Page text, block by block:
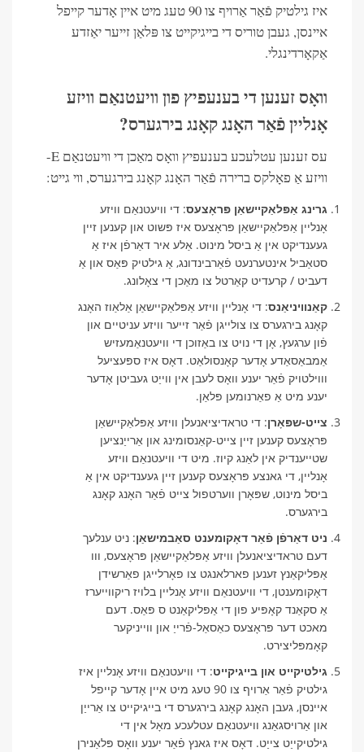
איז גילטיק פֿאַר אַרויף צו 90 טעג מיט איין אָדער קייפל
איינסן, געבן טוריס די בייגיקייט צו פּלאַן זייער יאַזדע
אַקאָרדינגלי.
וואָס זענען די בענעפיץ פון וויעטנאַם וויזע
אָנליין פֿאַר האָנג קאָנג בירגערס?
עס זענען עטלעכע בענעפיץ וואָס מאַכן די וויעטנאַם E-
וויזע אַ פאָלקס ברירה פֿאַר האָנג קאָנג בירגערס, ווי גייט:
גרינג אַפּלאַקיישאַן פּראָצעס: די וויעטנאַם וויזע
אָנליין אַפּלאַקיישאַן פּראָצעס איז פּשוט און קענען זיין
געענדיקט אין אַ ביסל מינוט. אַלע איר דאַרפֿן איז אַ
סטאַביל אינטערנעט פֿאַרבינדונג, אַ גילטיק פּאַס און אַ
דעביט / קרעדיט קאַרטל צו מאַכן די צאָלונג.
קאַנוויניאַנס: די אָנליין וויזע אַפּלאַקיישאַן אַלאַוז האָנג
קאָנג בירגערס צו צולייגן פֿאַר זייער וויזע עניטיים און
פֿון ערגעץ, אָן די נויט צו באַזוכן די וויעטנאַמעזיש
אַמבאַסאַדע אָדער קאָנסולאַט. דאָס איז ספּעציעל
וווילטויק פֿאַר יענע וואָס לעבן אין ווייַט געביטן אָדער
יענע מיט אַ פאַרנומען פּלאַן.
צייט-שפּאָרן: די טראדיציאנעלן וויזע אַפּלאַקיישאַן
פּראָצעס קענען זיין צייט-קאַנסומינג און אַרייַנציען
שטייענדיק אין לאַנג קיוז. מיט די וויעטנאַם וויזע
אָנליין, די גאנצע פּראָצעס קענען זיין געענדיקט אין אַ
ביסל מינוט, שפּאָרן ווערטפול צייט פֿאַר האָנג קאָנג
בירגערס.
ניט דאַרפֿן פֿאַר דאָקומענט סאַבמישאַן: ניט ענלעך
דעם טראדיציאנעלן וויזע אַפּלאַקיישאַן פּראָצעס, ווו
אַפּליקאַנץ זענען פארלאנגט צו פאָרלייגן פאַרשידן
דאָקומענטן, די וויעטנאַם וויזע אָנליין בלויז ריקווייערז
אַ סקאַנד קאָפּיע פון ​​די אַפּליקאַנט ס פּאַס. דעם
מאכט דער פּראָצעס כאַסאַל-פֿרייַ און ווייניקער
קאָמפּליצירט.
גילטיקייט און בייגיקייט: די וויעטנאַם וויזע אָנליין איז
גילטיק פֿאַר אַרויף צו 90 טעג מיט איין אָדער קייפל
איינסן, געבן האָנג קאָנג בירגערס די בייגיקייט צו אַרייַן
און אַרויסגאַנג וויעטנאַם עטלעכע מאָל אין די
גילטיקייַט צייַט. דאָס איז גאנץ פֿאַר יענע וואָס פּלאַנירן